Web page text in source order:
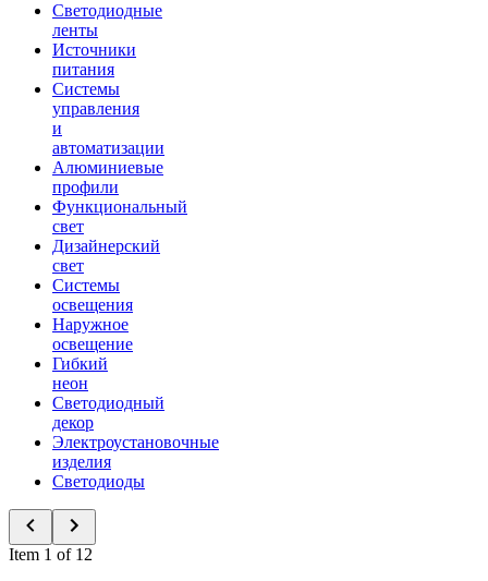
Светодиодные
ленты
Источники
питания
Системы
управления
и
автоматизации
Алюминиевые
профили
Функциональный
свет
Дизайнерский
свет
Системы
освещения
Наружное
освещение
Гибкий
неон
Светодиодный
декор
Электроустановочные
изделия
Светодиоды
Item 1 of 12